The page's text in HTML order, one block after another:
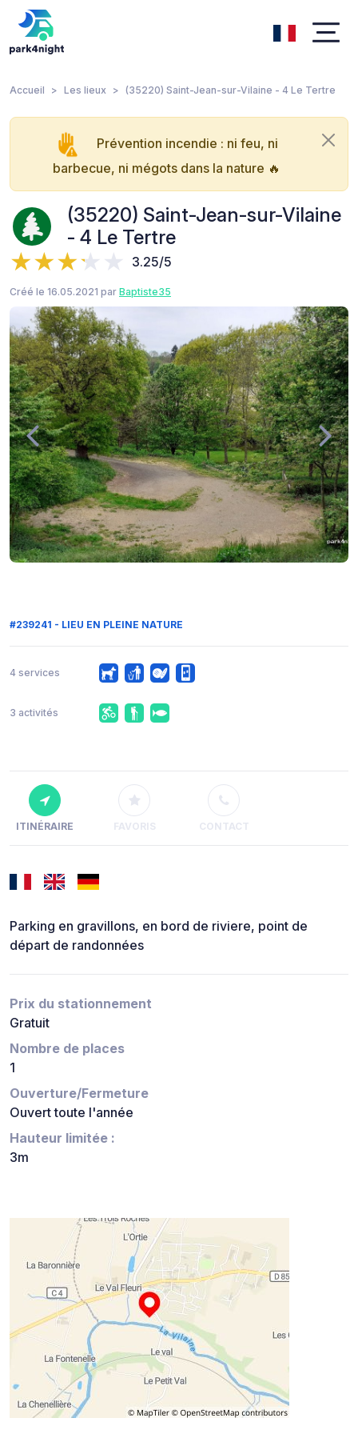
Accueil Les lieux (35220) Saint-Jean-sur-Vilaine - 4 Le Tertre
Prévention incendie : ni feu, ni
barbecue, ni mégots dans la nature 🔥
(35220) Saint-Jean-sur-Vilaine
- 4 Le Tertre
3.25/5
Créé le 16.05.2021 par Baptiste35
#239241 - LIEU EN PLEINE NATURE
4 services
3 activités
ITINÉRAIRE FAVORIS CONTACT
Parking en gravillons, en bord de riviere, point de
départ de randonnées
Prix du stationnement
Gratuit
Nombre de places
1
Ouverture/Fermeture
Ouvert toute l'année
Hauteur limitée :
3m